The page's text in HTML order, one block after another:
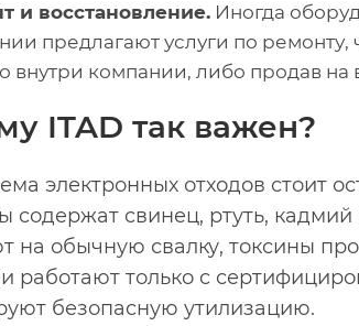
и восстановление. Иногда
предлагают услуги по
внутри компании, либо продав на
ITAD так важен?
электронных отходов стоит
содержат свинец, ртуть,
на обычную свалку, токсины
работают только с
безопасную утилизацию.